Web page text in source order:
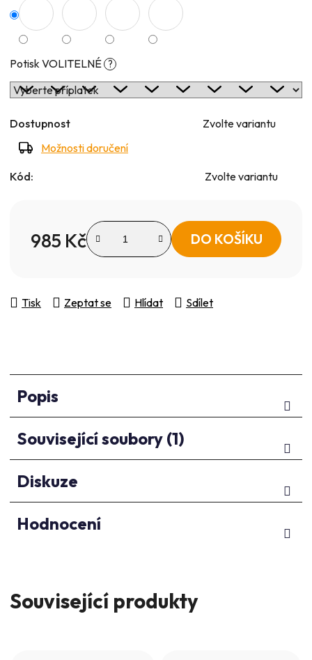
Potisk VOLITELNÉ ?
Dostupnost
Zvolte variantu
Možnosti doručení
Kód: Zvolte variantu
985 Kč DO KOŠÍKU
Tisk Zeptat se Hlídat Sdílet
Popis
Související soubory (1)
Diskuze
Hodnocení
Související produkty